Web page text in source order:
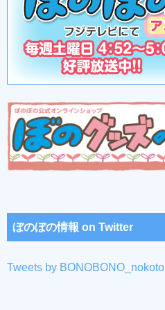
ぼのぼの情報 on Twitter
Tweets by BONOBONO_nokoto